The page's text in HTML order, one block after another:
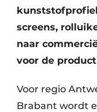
screens,
naar
voor de
Voor regio
Brabant wordt